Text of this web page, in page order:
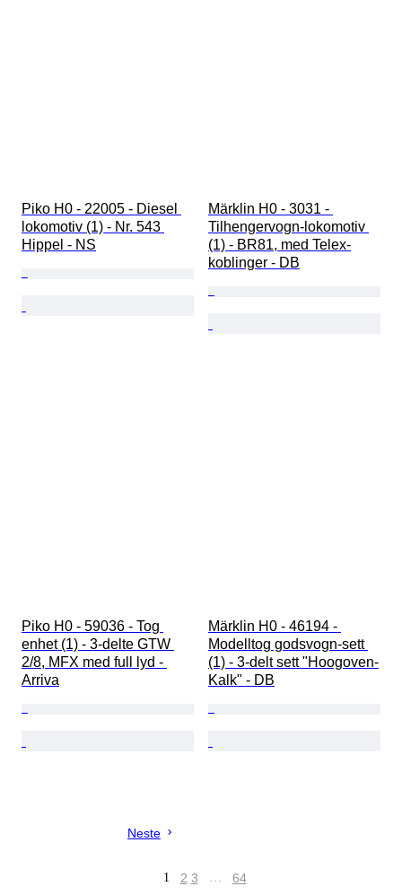
Piko H0 - 22005 - Diesel
lokomotiv (1) - Nr. 543
Hippel - NS
Märklin H0 - 3031 -
Tilhengervogn-lokomotiv
(1) - BR81, med Telex-
koblinger - DB
Piko H0 - 59036 - Tog
enhet (1) - 3-delte GTW
2/8, MFX med full lyd -
Arriva
Märklin H0 - 46194 -
Modelltog godsvogn-sett
(1) - 3-delt sett "Hoogoven-
Kalk" - DB
Neste
1 2 3 … 64